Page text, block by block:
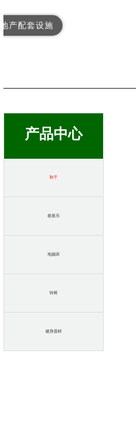
产配套设施
产品中心
秋千
摇摇乐
地蹦床
转椅
健身器材